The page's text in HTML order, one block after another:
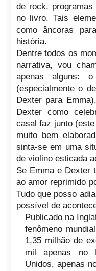
de rock,
no livro. Tais
como âncoras
história.
Dentre todos os
narrativa, vou
apenas alguns:
(especialmente o
Dexter para
Dexter como
casal faz junto
muito bem
sinta-se em uma
de violino esticada
Se Emma e Dexter
ao amor reprimido
Tudo que posso
possível de
Publicado na
fenômeno
1,35 milhão de
mil apenas no
Unidos, apenas